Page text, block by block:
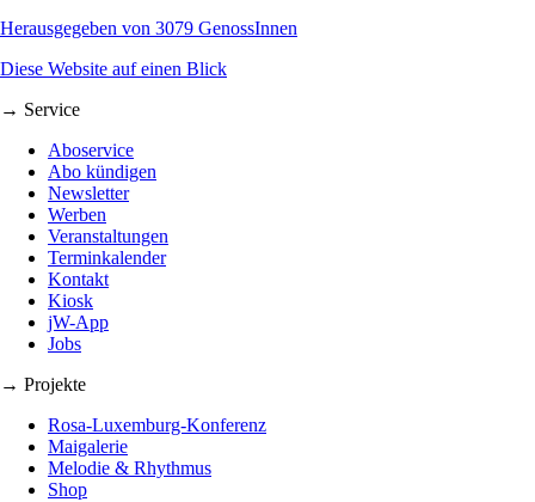
Herausgegeben von 3079 GenossInnen
Diese Website auf einen Blick
→ Service
Aboservice
Abo kündigen
Newsletter
Werben
Veranstaltungen
Terminkalender
Kontakt
Kiosk
jW-App
Jobs
→ Projekte
Rosa-Luxemburg-Konferenz
Maigalerie
Melodie & Rhythmus
Shop